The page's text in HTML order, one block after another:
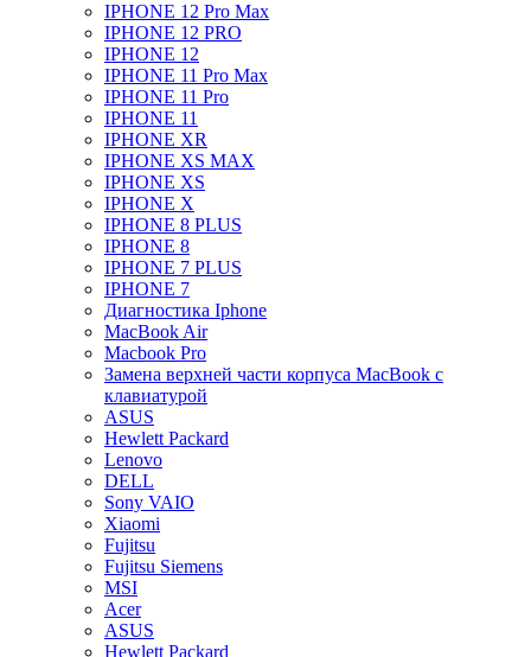
IPHONE 12 Pro Max
IPHONE 12 PRO
IPHONE 12
IPHONE 11 Pro Max
IPHONE 11 Pro
IPHONE 11
IPHONE XR
IPHONE XS MAX
IPHONE XS
IPHONE X
IPHONE 8 PLUS
IPHONE 8
IPHONE 7 PLUS
IPHONE 7
Диагностика Iphone
MacBook Air
Macbook Pro
Замена верхней части корпуса MacBook с
клавиатурой
ASUS
Hewlett Packard
Lenovo
DELL
Sony VAIO
Xiaomi
Fujitsu
Fujitsu Siemens
MSI
Acer
ASUS
Hewlett Packard